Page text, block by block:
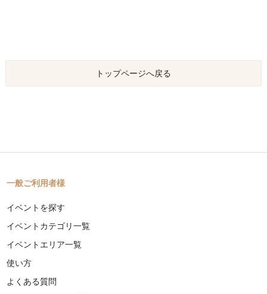
トップページへ戻る
一般ご利用者様
イベントを探す
イベントカテゴリ一覧
イベントエリア一覧
使い方
よくある質問